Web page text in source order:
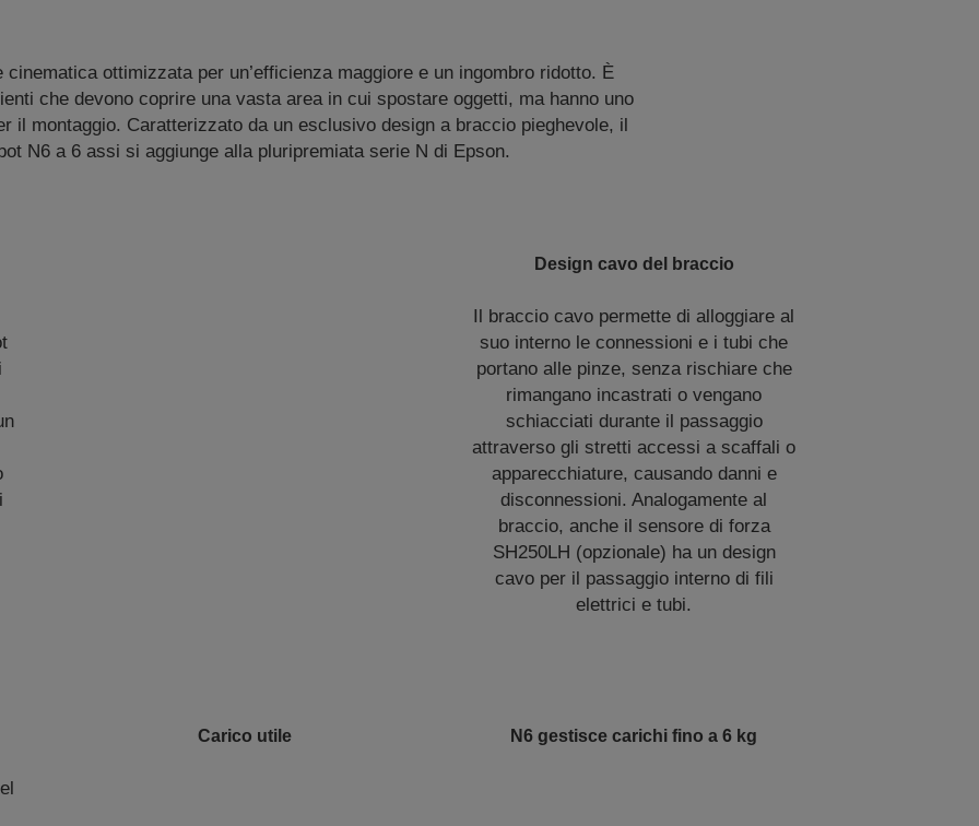
cinematica ottimizzata per un’efficienza maggiore e un ingombro ridotto. È
che devono coprire una vasta area in cui spostare oggetti, ma hanno uno
il montaggio. Caratterizzato da un esclusivo design a braccio pieghevole, il
N6 a 6 assi si aggiunge alla pluripremiata serie N di Epson.
Design cavo del braccio
Il braccio cavo permette di alloggiare al
suo interno le connessioni e i tubi che
portano alle pinze, senza rischiare che
rimangano incastrati o vengano
schiacciati durante il passaggio
attraverso gli stretti accessi a scaffali o
apparecchiature, causando danni e
disconnessioni. Analogamente al
braccio, anche il sensore di forza
SH250LH (opzionale) ha un design
cavo per il passaggio interno di fili
elettrici e tubi.
Carico utile N6 gestisce carichi fino a 6 kg